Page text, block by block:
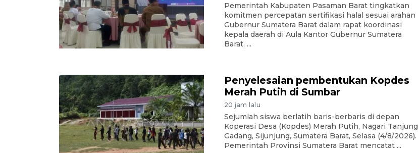
Pemerintah Kabupaten Pasaman Barat tingkatkan
komitmen percepatan sertifikasi halal sesuai arahan
Gubernur Sumatera Barat dalam rapat koordinasi
kepala daerah di Aula Kantor Gubernur Sumatera
Barat, ...
Penyelesaian pembentukan Kopdes
Merah Putih di Sumbar
20 jam lalu
Sejumlah siswa berlatih baris-berbaris di depan
Koperasi Desa (Kopdes) Merah Putih, Nagari Tanjung
Gadang, Sijunjung, Sumatera Barat, Selasa (4/8/2026).
Pemerintah Provinsi Sumatera Barat mencatat ...